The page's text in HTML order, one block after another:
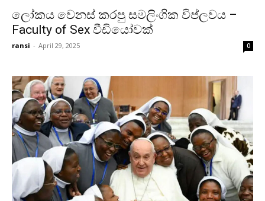
ලෝකය වෙනස් කරපු සමලිංගික විප්ලවය –
Faculty of Sex වීඩියෝවක්
ransi - April 29, 2025 0